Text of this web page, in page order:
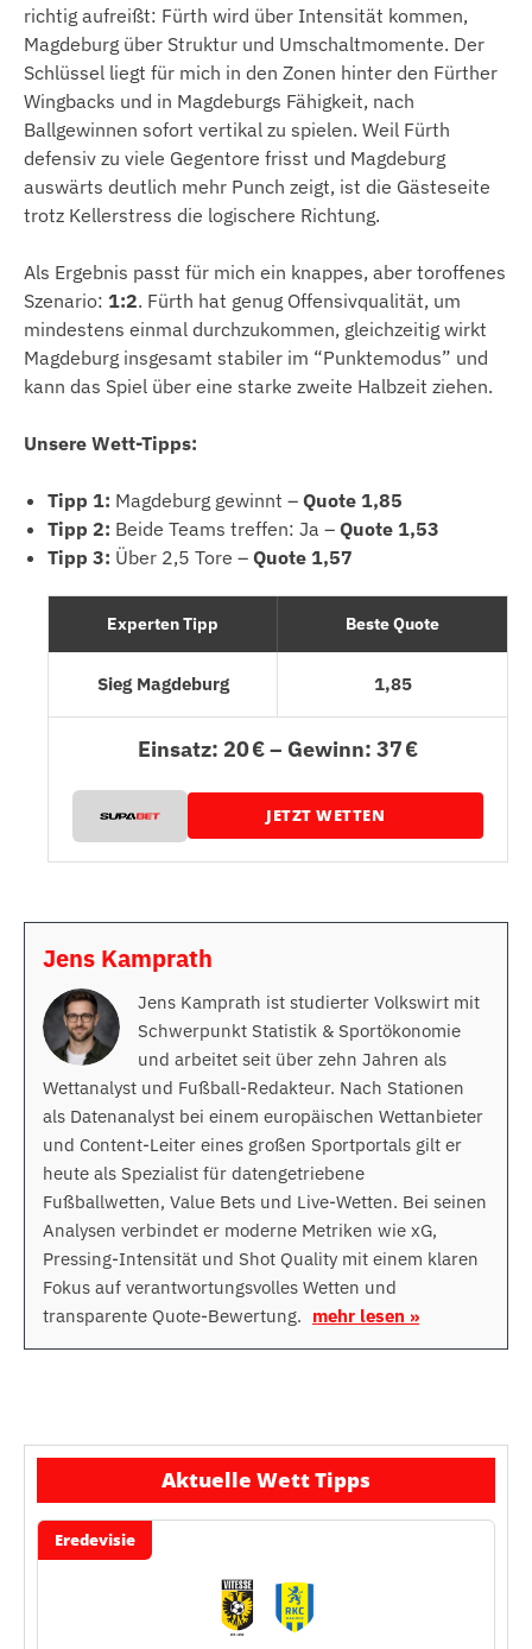
richtig aufreißt: Fürth wird über Intensität kommen,
Magdeburg über Struktur und Umschaltmomente. Der
Schlüssel liegt für mich in den Zonen hinter den Fürther
Wingbacks und in Magdeburgs Fähigkeit, nach
Ballgewinnen sofort vertikal zu spielen. Weil Fürth
defensiv zu viele Gegentore frisst und Magdeburg
auswärts deutlich mehr Punch zeigt, ist die Gästeseite
trotz Kellerstress die logischere Richtung.
Als Ergebnis passt für mich ein knappes, aber toroffenes
Szenario: 1:2. Fürth hat genug Offensivqualität, um
mindestens einmal durchzukommen, gleichzeitig wirkt
Magdeburg insgesamt stabiler im “Punktemodus” und
kann das Spiel über eine starke zweite Halbzeit ziehen.
Unsere Wett-Tipps:
Tipp 1: Magdeburg gewinnt – Quote 1,85
Tipp 2: Beide Teams treffen: Ja – Quote 1,53
Tipp 3: Über 2,5 Tore – Quote 1,57
Experten Tipp Beste Quote
Sieg Magdeburg 1,85
Einsatz: 20 € – Gewinn: 37 €
JETZT WETTEN
Jens Kamprath
Jens Kamprath ist studierter Volkswirt mit
Schwerpunkt Statistik & Sportökonomie
und arbeitet seit über zehn Jahren als
Wettanalyst und Fußball-Redakteur. Nach Stationen
als Datenanalyst bei einem europäischen Wettanbieter
und Content-Leiter eines großen Sportportals gilt er
heute als Spezialist für datengetriebene
Fußballwetten, Value Bets und Live-Wetten. Bei seinen
Analysen verbindet er moderne Metriken wie xG,
Pressing-Intensität und Shot Quality mit einem klaren
Fokus auf verantwortungsvolles Wetten und
transparente Quote-Bewertung. mehr lesen »
Aktuelle Wett Tipps
Eredevisie